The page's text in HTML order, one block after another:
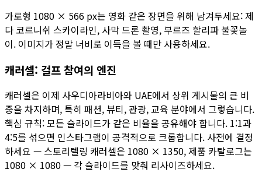
가로형 1080 × 566 px는 영화 같은 장면을 위해 남겨두세요: 제
다 코르니쉬 스카이라인, 사막 드론 촬영, 부르즈 할리파 불꽃놀
이. 이미지가 정말 너비로 이득을 볼 때만 사용하세요.
캐러셀: 걸프 참여의 엔진
캐러셀은 이제 사우디아라비아와 UAE에서 상위 게시물의 큰 비
중을 차지하며, 특히 패션, 뷰티, 관광, 교육 분야에서 그렇습니다.
핵심 규칙: 모든 슬라이드가 같은 비율을 공유해야 합니다. 1:1과
4:5를 섞으면 인스타그램이 공격적으로 크롭합니다. 사전에 결정
하세요 — 스토리텔링 캐러셀은 1080 × 1350, 제품 카탈로그는
1080 × 1080 — 각 슬라이드를 맞춰 리사이즈하세요.